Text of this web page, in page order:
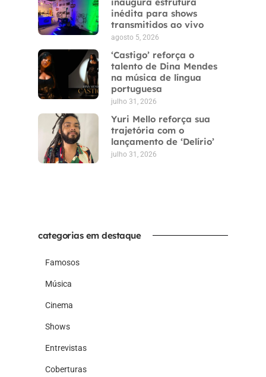
inédita para shows
transmitidos ao vivo
agosto 5, 2026
‘Castigo’ reforça o
talento de Dina Mendes
na música de língua
portuguesa
julho 31, 2026
Yuri Mello reforça sua
trajetória com o
lançamento de ‘Delírio’
julho 31, 2026
categorias em destaque
Famosos
Música
Cinema
Shows
Entrevistas
Coberturas